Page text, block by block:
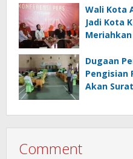
Wali Kota
Jadi Kota
Dugaan
Pengisian
Akan
Comment